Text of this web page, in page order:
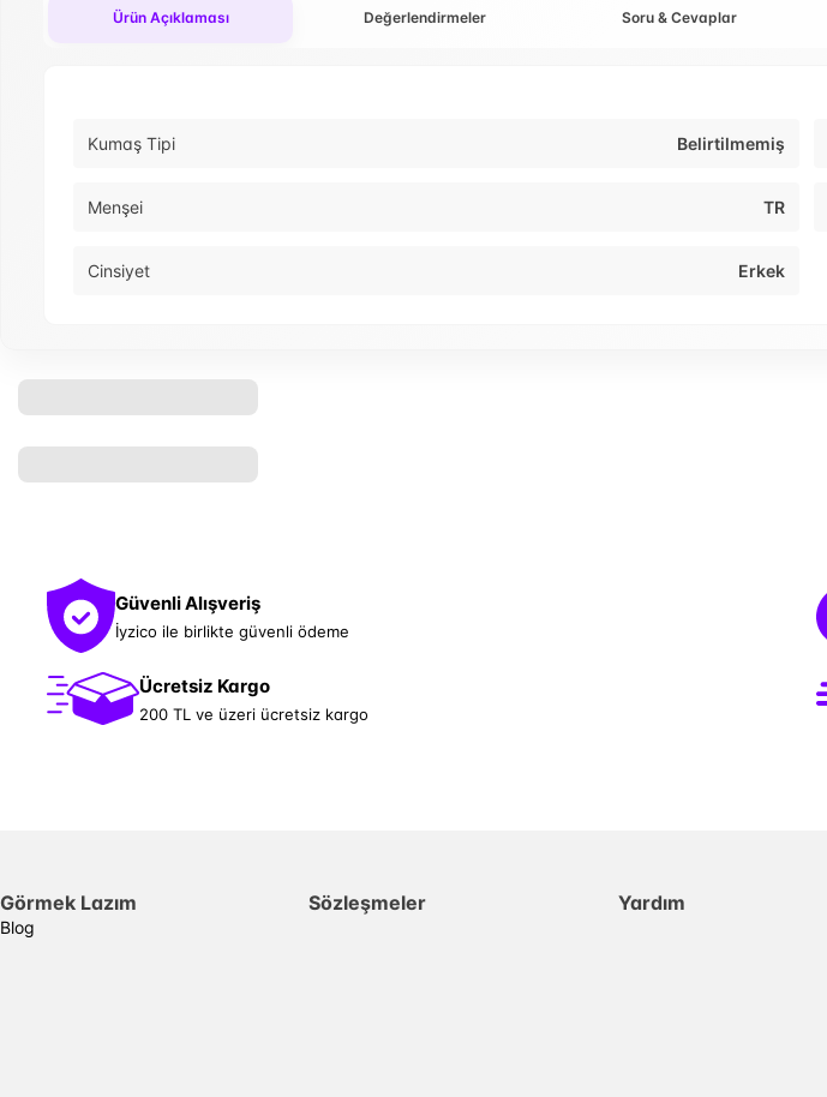
Ürün Açıklaması Değerlendirmeler Soru & Cevaplar
Kumaş Tipi Belirtilmemiş
Menşei TR
Cinsiyet Erkek
Güvenli Alışveriş
İyzico ile birlikte güvenli ödeme
Ücretsiz Kargo
200 TL ve üzeri ücretsiz kargo
Görmek Lazım
Blog
Sözleşmeler Yardım